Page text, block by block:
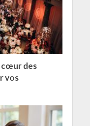
cœur des
vos